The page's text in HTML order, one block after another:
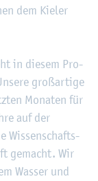
dem Kie­ler
in die­sem Pro­
gro­ß­ar­ti­ge
Mo­na­ten für
auf der
Wis­sen­schafts­
ge­macht. Wir
Was­ser und